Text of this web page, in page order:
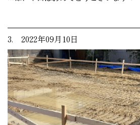
3. 2022年09月10日